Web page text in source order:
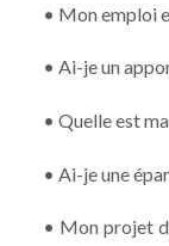
• Mon emploi
• Ai-je un
• Quelle est
• Ai-je une
• Mon projet